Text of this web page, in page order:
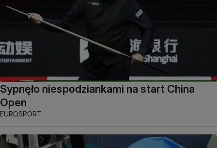
Sypnęło niespodziankami na start China
Open
EUROSPORT